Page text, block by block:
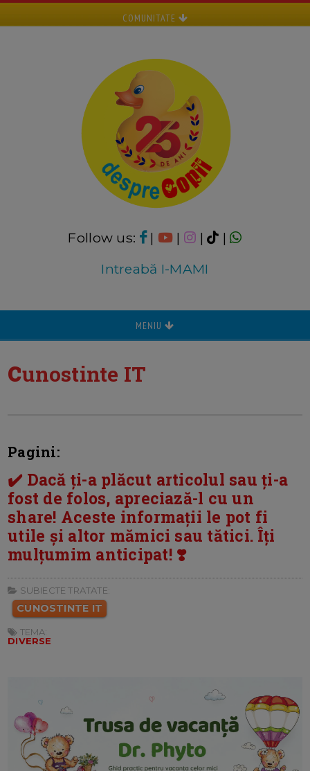
COMUNITATE
Follow us: | | |
|
Intreabă I-MAMI
MENIU
cunostinte IT
Pagini:
✔️ Dacă ți-a plăcut articolul sau ți-a
fost de folos, apreciază-l cu un
share! Aceste informații le pot fi
utile și altor mămici sau tătici. Îți
mulțumim anticipat! ❣️
SUBIECTE TRATATE:
CUNOSTINTE IT
TEMA:
DIVERSE